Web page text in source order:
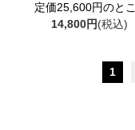
定価25,600円のと
14,800円(税込)
1